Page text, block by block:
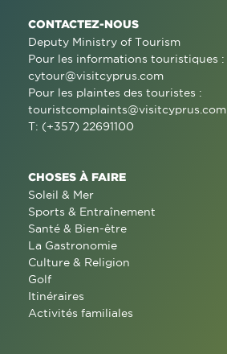
CONTACTEZ-NOUS
Deputy Ministry of Tourism
Pour les informations touristiques :
cytour@visitcyprus.com
Pour les plaintes des touristes :
touristcomplaints@visitcyprus.com
T: (+357) 22691100
CHOSES À FAIRE
Soleil & Mer
Sports & Entraînement
Santé & Bien-être
La Gastronomie
Culture & Religion
Golf
Itinéraires
Activités familiales